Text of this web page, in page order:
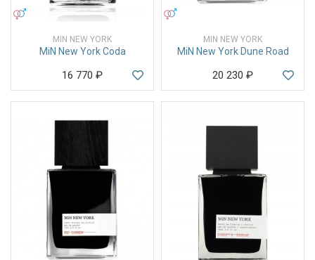
УНИСЕКС
MIN NEW YORK
MiN New York Coda
16 770 ₽
MIN NEW YORK
MiN New York Dune Road
20 230 ₽